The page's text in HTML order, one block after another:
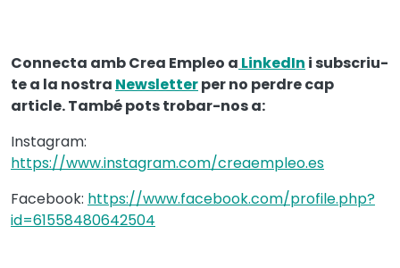
Connecta amb Crea Empleo a LinkedIn i subscriu-
te a la nostra Newsletterper no perdre cap
article. També pots trobar-nos a:
Instagram:
https://www.instagram.com/creaempleo.es
Facebook: https://www.facebook.com/profile.php?
id=61558480642504